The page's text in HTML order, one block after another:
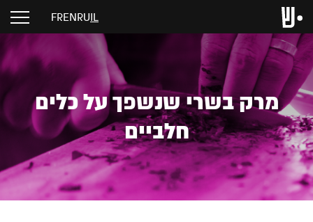
IL
RU
EN
FR
מרק בשרי שנשפך על כלים
חלביים